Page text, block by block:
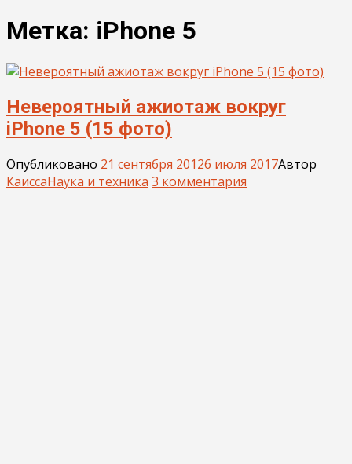
Метка: iPhone 5
Невероятный ажиотаж вокруг
iPhone 5 (15 фото)
Опубликовано 21 сентября 20126 июля 2017Автор
КаиссаНаука и техника 3 комментария